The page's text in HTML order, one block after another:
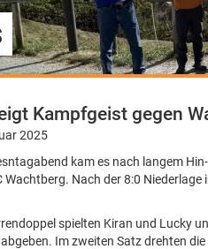
Kampfgeist gegen
2025
kam es nach langem
Wachtberg. Nach der 8:0
spielten Kiran und Lucky
Im zweiten Satz drehten